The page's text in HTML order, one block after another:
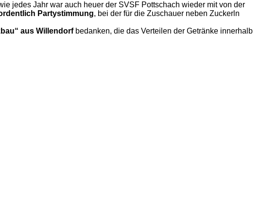
jedes Jahr war auch heuer der SVSF Pottschach wieder mit von der
Partystimmung, bei der für die Zuschauer neben Zuckerln
aus Willendorfbedanken, die das Verteilen der Getränke innerhalb